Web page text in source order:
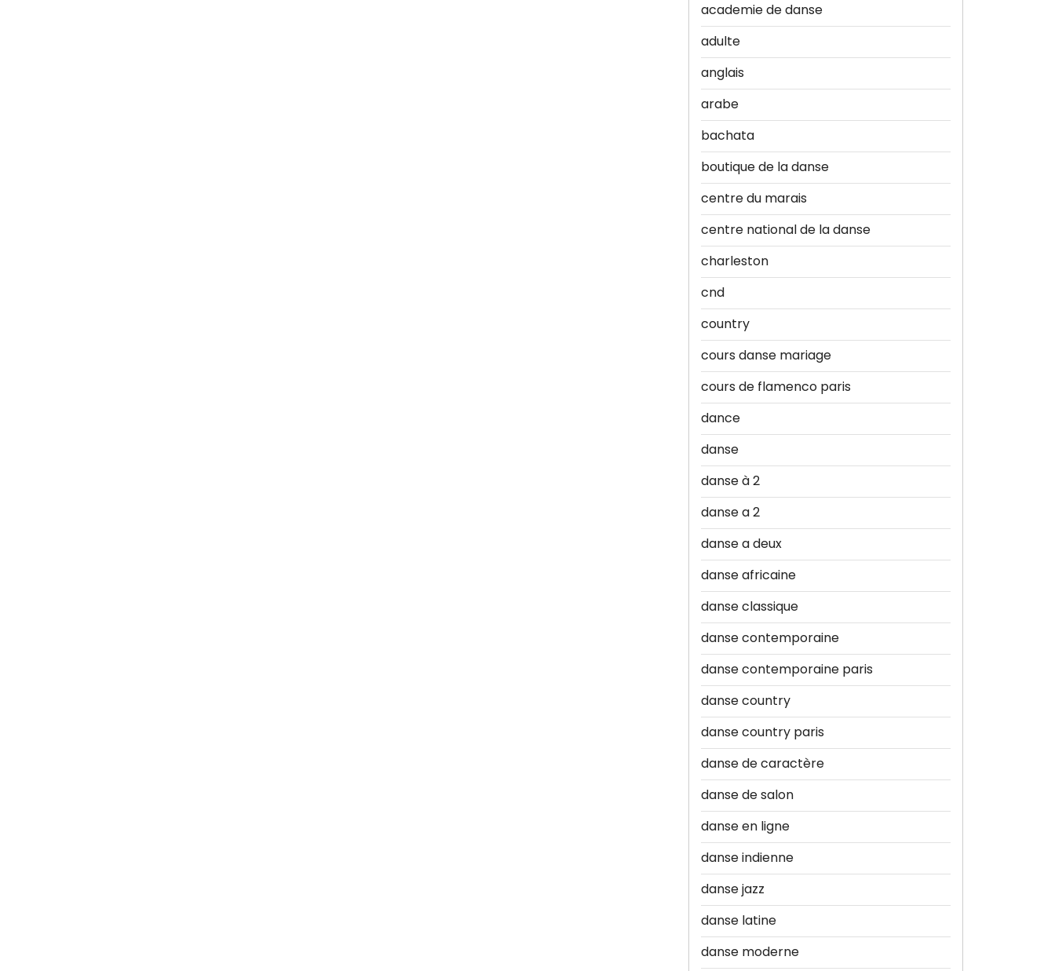
academie de danse
adulte
anglais
arabe
bachata
boutique de la danse
centre du marais
centre national de la danse
charleston
cnd
country
cours danse mariage
cours de flamenco paris
dance
danse
danse à 2
danse a 2
danse a deux
danse africaine
danse classique
danse contemporaine
danse contemporaine paris
danse country
danse country paris
danse de caractère
danse de salon
danse en ligne
danse indienne
danse jazz
danse latine
danse moderne